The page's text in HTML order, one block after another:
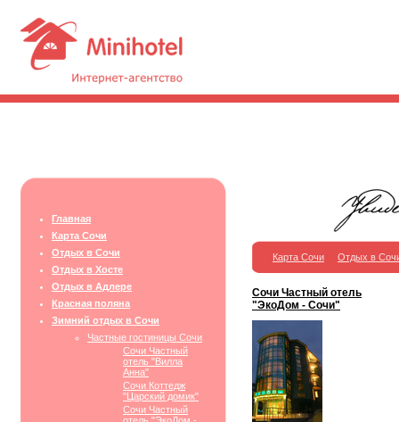
Главная
Карта Сочи
Отдых в Сочи
Отдых в Хосте
Отдых в Адлере
Красная поляна
Зимний отдых в Сочи
Частные гостиницы Сочи
Сочи Частный
отель "Вилла
Анна"
Сочи Коттедж
"Царский домик"
Сочи Частный
Карта Сочи Отдых в
Сочи Частный отель
"ЭкоДом - Сочи"